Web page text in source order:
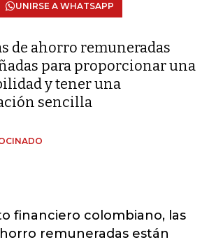
UNIRSE A WHATSAPP
de ahorro remuneradas
para proporcionar una
y tener una
sencilla
financiero colombiano, las
remuneradas están